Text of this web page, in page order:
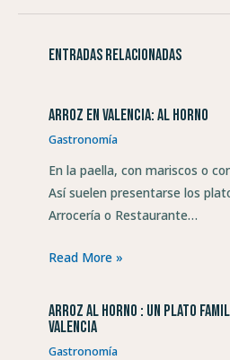
Entradas relacionadas
Arroz en Valencia: al horno
Gastronomía
En la paella, con mariscos o
Así suelen presentarse los
Arrocería o Restaurante…
Read More »
Arroz al horno : un plato
Valencia
Gastronomía